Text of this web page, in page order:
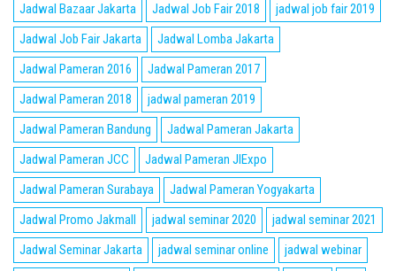
Jadwal Bazaar Jakarta
Jadwal Job Fair 2018
jadwal job fair 2019
Jadwal Job Fair Jakarta
Jadwal Lomba Jakarta
Jadwal Pameran 2016
Jadwal Pameran 2017
Jadwal Pameran 2018
jadwal pameran 2019
Jadwal Pameran Bandung
Jadwal Pameran Jakarta
Jadwal Pameran JCC
Jadwal Pameran JIExpo
Jadwal Pameran Surabaya
Jadwal Pameran Yogyakarta
Jadwal Promo Jakmall
jadwal seminar 2020
jadwal seminar 2021
Jadwal Seminar Jakarta
jadwal seminar online
jadwal webinar